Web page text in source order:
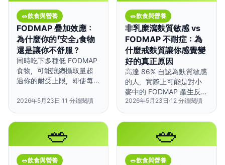
🥗飲食與營養
FODMAP 疊加效應：
為什麼你的「安全」食物
還是讓你不舒服？
同時吃下多種低 FODMAP
食物，可能讓總攝取量超
過你的耐受上限，即使每
組合起來卻會引發症狀。
2026年5月23日 ·11 分鐘閱讀
🥗飲食與營養
非乳糜瀉麩質敏感 vs
FODMAP 不耐症：為
什麼戒麩質讓你感覺變
好的真正原因
高達 86% 自認為麩質敏感
的人，實際上可能是對小
麥中的 FODMAP 產生反
應，而不是麩質本身。
2026年5月23日 ·12 分鐘閱讀
🥗
🥗飲食與營養
🥗
🥗飲食與營養